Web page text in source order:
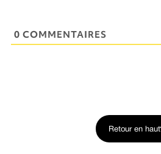
0 COMMENTAIRES
Retour en haut